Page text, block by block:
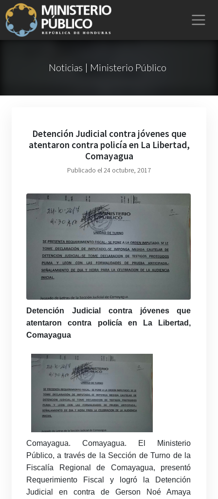
Noticias | Ministerio Público
Detención Judicial contra jóvenes que
atentaron contra policía en La Libertad,
Comayagua
Publicado el 24 octubre, 2017
Detención Judicial contra jóvenes que
atentaron contra policía en La Libertad,
Comayagua
Comayagua. Comayagua. El Ministerio
Público, a través de la Sección de Turno de la
Fiscalía Regional de Comayagua, presentó
Requerimiento Fiscal y logró la Detención
Judicial en contra de Gerson Noé Amaya